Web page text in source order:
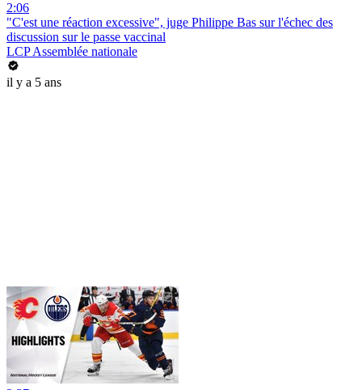
2:06
"C'est une réaction excessive", juge Philippe Bas sur l'échec des
discussion sur le passe vaccinal
LCP Assemblée nationale
il y a 5 ans